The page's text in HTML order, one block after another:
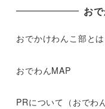
お
おでかけわんこ部とは
おでわんMAP
PRについて（おでわ